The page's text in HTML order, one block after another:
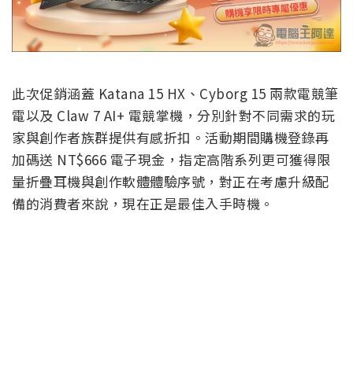
此次促銷涵蓋 Katana 15 HX、Cyborg 15 兩款電競筆
電以及 Claw 7 AI+ 電競掌機，分別針對不同需求的玩
家與創作者族群提供有感折扣。活動期間購機登錄再
加碼送 NT$666 電子現金，指定高階系列更可獲得限
量折疊耳機與創作軟體體驗序號，對正在考慮升級配
備的消費者來說，現在正是最佳入手時機。